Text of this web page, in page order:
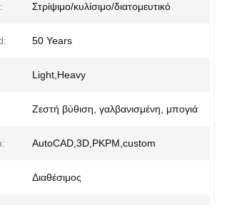
Στρίψιμο/κυλίσιμο/διατομευτικό
50 Years
Light,Heavy
Ζεστή βύθιση, γαλβανισμένη, μπογιά
AutoCAD,3D,PKPM,custom
Διαθέσιμος